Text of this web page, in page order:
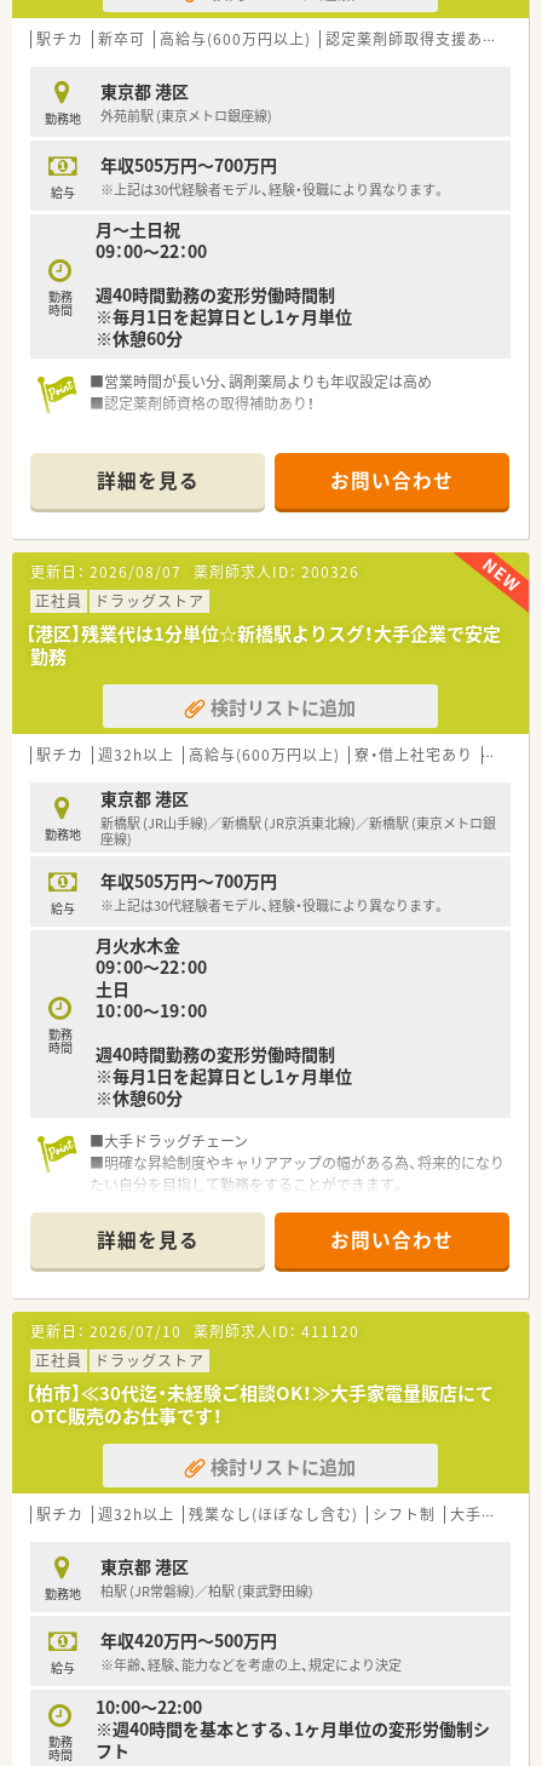
駅チカ 新卒可 高給与(600万円以上) 認定薬剤師取得支援あり
勤務地
東京都 港区
外苑前駅 (東京メトロ銀座線)
給与
年収505万円～700万円
※上記は30代経験者モデル、経験・役職により異なります。
勤務
時間
月～土日祝
09：00～22：00
週40時間勤務の変形労働時間制
※毎月1日を起算日とし1ヶ月単位
※休憩60分
■営業時間が長い分、調剤薬局よりも年収設定は高め
■認定薬剤師資格の取得補助あり！
詳細を見る お問い合わせ
更新日： 2026/08/07 薬剤師求人ID： 200326
正社員
ドラッグストア
【港区】残業代は1分単位☆新橋駅よりスグ！大手企業で安定
勤務
検討リストに追加
駅チカ 週32h以上 高給与(600万円以上) 寮・借上社宅あり 住宅補
勤務地
東京都 港区
新橋駅 (JR山手線)／新橋駅 (JR京浜東北線)／新橋駅 (東京メトロ銀
座線)
給与
年収505万円～700万円
※上記は30代経験者モデル、経験・役職により異なります。
勤務
時間
月火水木金
09：00～22：00
土日
10：00～19：00
週40時間勤務の変形労働時間制
※毎月1日を起算日とし1ヶ月単位
※休憩60分
■大手ドラッグチェーン
■明確な昇給制度やキャリアアップの幅がある為、将来的になり
たい自分を目指して勤務をすることができます。
■OTCの経験も積めます。
詳細を見る お問い合わせ
更新日： 2026/07/10 薬剤師求人ID： 411120
正社員
ドラッグストア
【柏市】≪30代迄・未経験ご相談OK！≫大手家電量販店にて
OTC販売のお仕事です！
検討リストに追加
駅チカ 週32h以上 残業なし(ほぼなし含む) シフト制 大手チェーン
勤務地
東京都 港区
柏駅 (JR常磐線)／柏駅 (東武野田線)
給与
年収420万円～500万円
※年齢、経験、能力などを考慮の上、規定により決定
勤務
時間
10:00～22:00
※週40時間を基本とする、1ヶ月単位の変形労働制シ
フト